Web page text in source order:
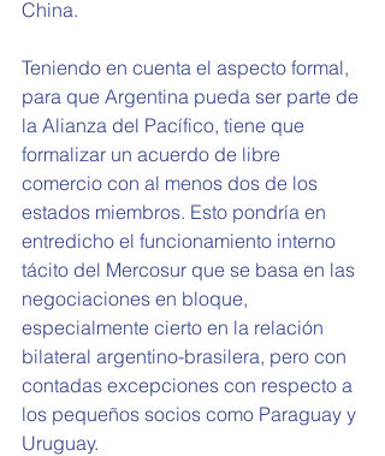
China.
Teniendo en cuenta el aspecto formal,
para que Argentina pueda ser parte de
la Alianza del Pacífico, tiene que
formalizar un acuerdo de libre
comercio con al menos dos de los
estados miembros. Esto pondría en
entredicho el funcionamiento interno
tácito del Mercosur que se basa en las
negociaciones en bloque,
especialmente cierto en la relación
bilateral argentino-brasilera, pero con
contadas excepciones con respecto a
los pequeños socios como Paraguay y
Uruguay.